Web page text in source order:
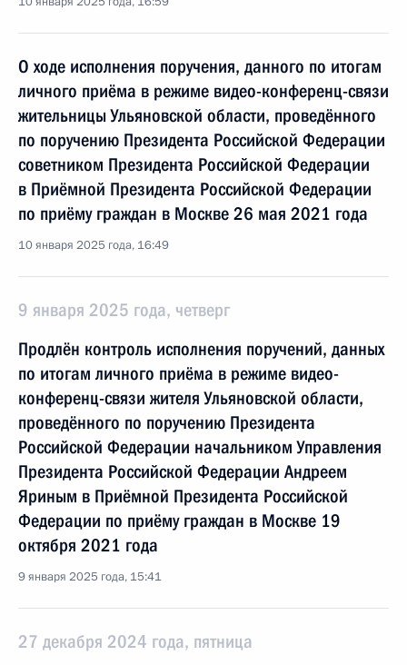
О ходе исполнения поручения, данного по итогам
личного приёма в режиме видео-конференц-связи
жительницы Ульяновской области, проведённого
по поручению Президента Российской Федерации
советником Президента Российской Федерации
в Приёмной Президента Российской Федерации
по приёму граждан в Москве 26 мая 2021 года
10 января 2025 года, 16:49
9 января 2025 года, четверг
Продлён контроль исполнения поручений, данных
по итогам личного приёма в режиме видео-
конференц-связи жителя Ульяновской области,
проведённого по поручению Президента
Российской Федерации начальником Управления
Президента Российской Федерации Андреем
Яриным в Приёмной Президента Российской
Федерации по приёму граждан в Москве 19
октября 2021 года
9 января 2025 года, 15:41
27 декабря 2024 года, пятница